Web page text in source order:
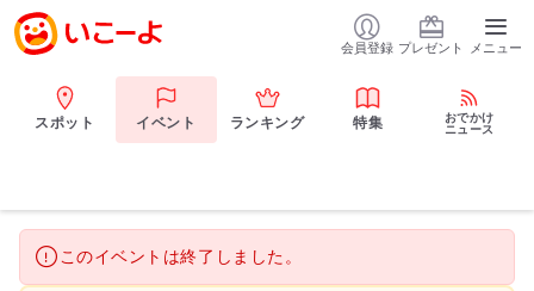
会員登録 プレゼント メニュー
スポット イベント ランキング 特集
おでかけ
ニュース
このイベントは終了しました。